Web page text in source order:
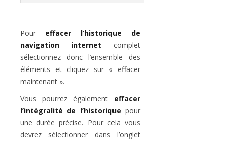
Pour effacer l’historique de
navigation internet complet
sélectionnez donc l’ensemble des
éléments et cliquez sur « effacer
maintenant ».
Vous pourrez également effacer
l’intégralité de l’historique pour
une durée précise. Pour cela vous
devrez sélectionner dans l’onglet